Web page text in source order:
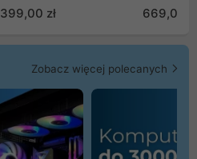
399,00 zł 669,00
Zobacz więcej polecanych